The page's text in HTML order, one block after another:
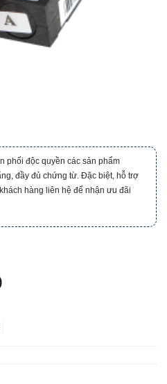
phối độc quyền các sản phẩm
đầy đủ chứng từ. Đặc biệt, hỗ trợ
hàng liên hệ để nhận ưu đãi